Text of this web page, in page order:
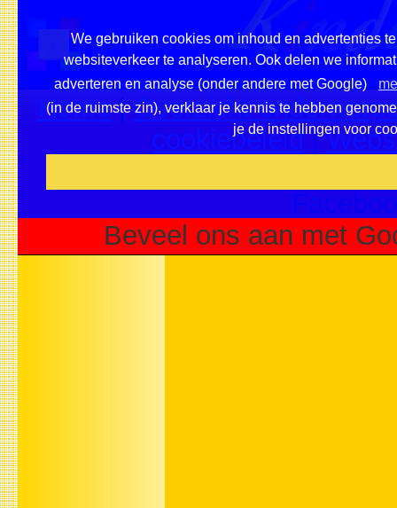
We gebruiken cookies om inhoud en advertenties
websiteverkeer te analyseren. Ook delen we
adverteren en analyse (onder andere met Google)
(in de ruimste zin), verklaar je kennis te hebben
je de instellingen voor
Home|Overzicht
cookiebeleid|
Beveel ons aan met